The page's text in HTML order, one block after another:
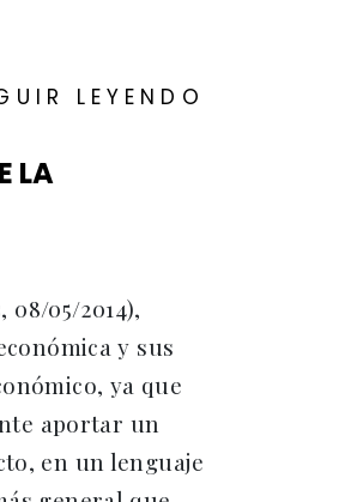
LEYENDO
LA
05/2014),
y sus
ya que
aportar un
en un lenguaje